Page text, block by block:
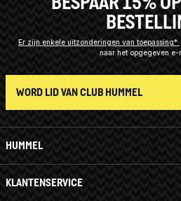
HUMMEL
KLANTENSERVICE
Er zijn enkele uitzonderingen van toepassing*
naar het opgegeven e-
WORD LID VAN CLUB HUMMEL